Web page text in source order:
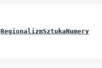
RegionalizmSztukaNumery